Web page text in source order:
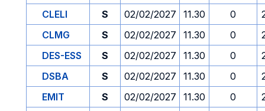
CLELI S 02/02/2027 11.30 0
CLMG
S 02/02/2027 11.30 0
DES-ESS
S 02/02/2027 11.30 0
DSBA
S 02/02/2027 11.30 0
EMIT
S 02/02/2027 11.30 0